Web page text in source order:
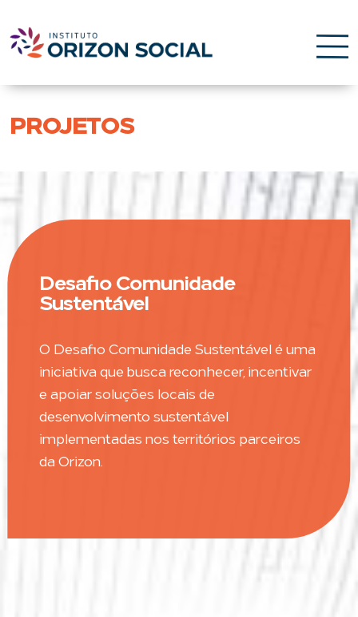
PROJETOS
Desafio Comunidade
Sustentável
O Desafio Comunidade Sustentável é uma
iniciativa que busca reconhecer, incentivar
e apoiar soluções locais de
desenvolvimento sustentável
implementadas nos territórios parceiros
da Orizon.